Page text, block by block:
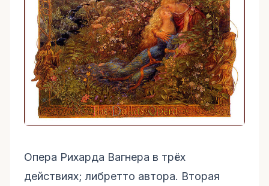
Опера Рихарда Вагнера в трёх
действиях; либретто автора. Вторая